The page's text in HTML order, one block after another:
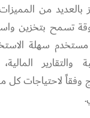
بالعديد من
تسمح بتخزين
سهلة
والتقارير
وفقاً لاحتياجات